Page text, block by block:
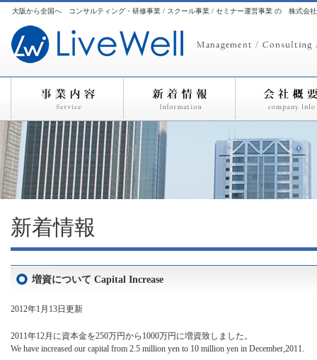
大阪から全国へ コンサルティング・研修事業 / スクール事業 / セミナー運営事業 の 株式会
新着情報
増資について Capital Increase
2012年1月13日更新
2011年12月に資本金を250万円から1000万円に増資致しました。
We have increased our capital from 2.5 million yen to 10 million yen in December,2011.